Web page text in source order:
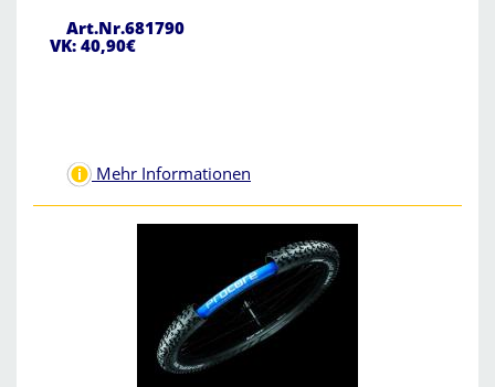
Art.Nr.681790
VK: 40,90€
Mehr Informationen